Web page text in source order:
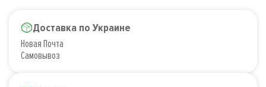
Доставка по Украине
Новая Почта
Самовывоз